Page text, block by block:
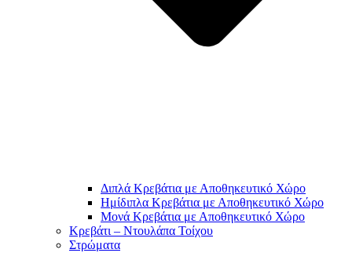
Διπλά Κρεβάτια με Αποθηκευτικό Χώρο
Ημίδιπλα Κρεβάτια με Αποθηκευτικό Χώρο
Μονά Κρεβάτια με Αποθηκευτικό Χώρο
Κρεβάτι – Ντουλάπα Τοίχου
Στρώματα